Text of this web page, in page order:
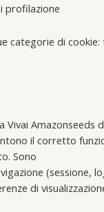
profilazione
categorie di cookie:
Amazonseeds
il corretto
Sono
(sessione,
di